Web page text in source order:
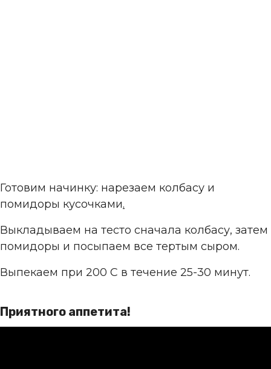
Готовим начинку: нарезаем колбасу и
помидоры кусочками.
Выкладываем на тесто сначала колбасу, затем
помидоры и посыпаем все тертым сыром.
Выпекаем при 200 С в течение 25-30 минут.
Приятного аппетита!